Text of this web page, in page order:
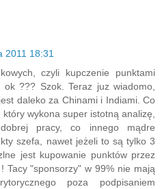
2011 18:31
czyli kupczenie punktami
??? Szok. Teraz juz wiadomo,
daleko za Chinami i Indiami. Co
który wykona super istotną analizę,
pracy, co innego mądre
szefa, nawet jeżeli to są tylko 3
jest kupowanie punktów przez
Tacy "sponsorzy" w 99% nie mają
poza podpisaniem